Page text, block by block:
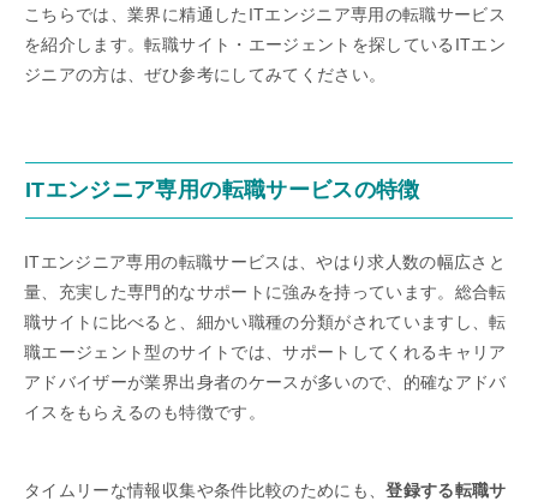
こちらでは、業界に精通したITエンジニア専用の転職サービス
を紹介します。転職サイト・エージェントを探しているITエン
ジニアの方は、ぜひ参考にしてみてください。
ITエンジニア専用の転職サービスの特徴
ITエンジニア専用の転職サービスは、やはり求人数の幅広さと
量、充実した専門的なサポートに強みを持っています。総合転
職サイトに比べると、細かい職種の分類がされていますし、転
職エージェント型のサイトでは、サポートしてくれるキャリア
アドバイザーが業界出身者のケースが多いので、的確なアドバ
イスをもらえるのも特徴です。
タイムリーな情報収集や条件比較のためにも、登録する転職サ